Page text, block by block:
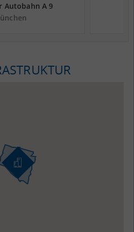
Autobahn A 9